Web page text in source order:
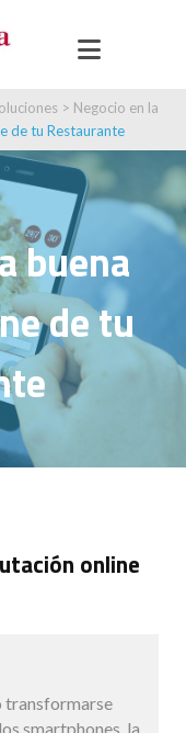
> Negocio en la
de tu Restaurante
buena
de tu
online
transformarse
smartphones, la